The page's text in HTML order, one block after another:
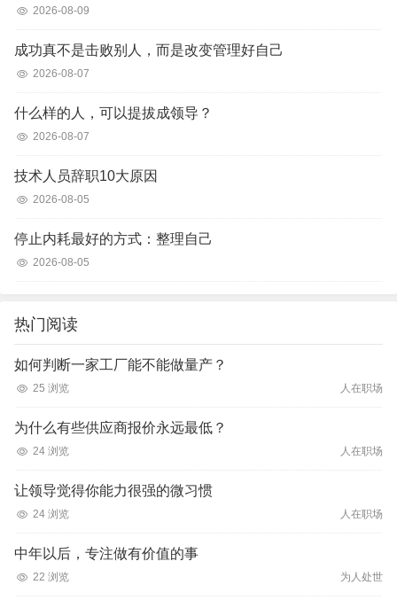
2026-08-09
成功真不是击败别人，而是改变管理好自己
2026-08-07
什么样的人，可以提拔成领导？
2026-08-07
技术人员辞职10大原因
2026-08-05
停止内耗最好的方式：整理自己
2026-08-05
热门阅读
如何判断一家工厂能不能做量产？
25 浏览 人在职场
为什么有些供应商报价永远最低？
24 浏览 人在职场
让领导觉得你能力很强的微习惯
24 浏览 人在职场
中年以后，专注做有价值的事
22 浏览 为人处世